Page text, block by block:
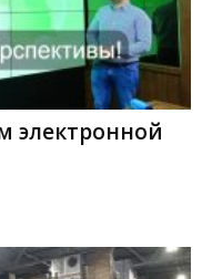
электронной